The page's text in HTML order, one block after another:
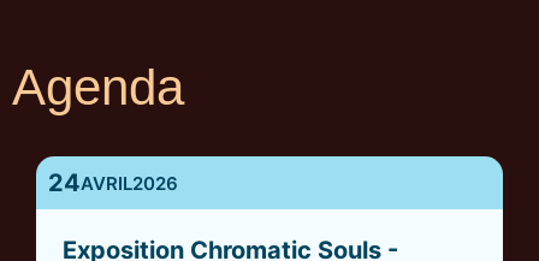
Agenda
24AVRIL2026
Exposition Chromatic Souls -